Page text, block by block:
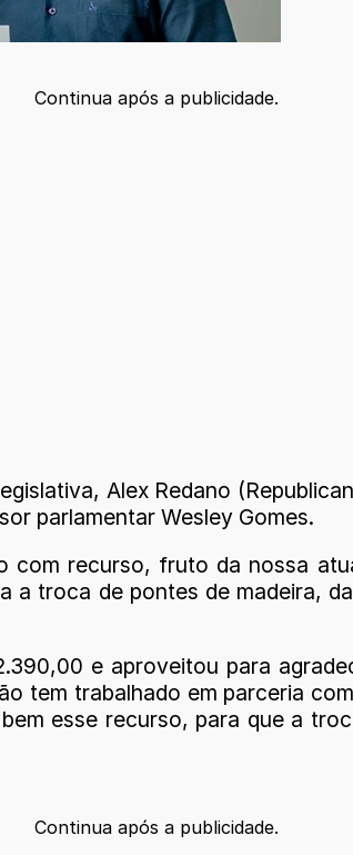
Continua após a publicidade.
Alex Redano
parlamentar Wesley Gomes.
com recurso, fruto da nossa
troca de pontes de madeira,
e aproveitou para
tem trabalhado em parceria
esse recurso, para que a
Continua após a publicidade.